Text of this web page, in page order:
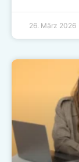
26. März 2026